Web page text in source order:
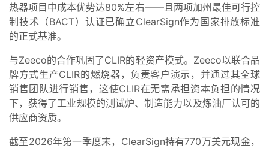
热器项目中成本优势达80%左右——且两项加州最佳可行控
制技术（BACT）认证已确立ClearSign作为国家排放标准
的正式基准。
与Zeeco的合作巩固了CLIR的轻资产模式。Zeeco以联合品
牌方式生产CLIR的燃烧器，负责客户演示，并通过其全球
销售团队进行销售，这使CLIR在无需承担资本负担的情况
下，获得了工业规模的测试炉、制造能力以及炼油厂认可的
供应商资质。
截至2026年第一季度末，ClearSign持有770万美元现金，